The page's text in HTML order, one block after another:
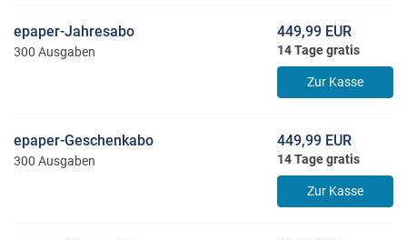
epaper-Jahresabo
300 Ausgaben
449,99 EUR
14 Tage gratis
Zur Kasse
epaper-Geschenkabo
300 Ausgaben
449,99 EUR
14 Tage gratis
Zur Kasse